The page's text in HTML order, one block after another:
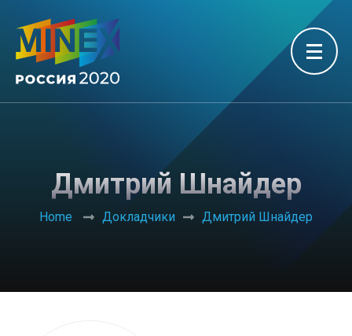
Дмитрий Шнайдер
Home Докладчики Дмитрий Шнайдер